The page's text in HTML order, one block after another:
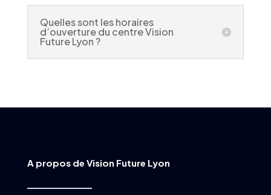
Quelles sont les horaires
d’ouverture du centre Vision
Future Lyon ?
A propos de Vision Future Lyon